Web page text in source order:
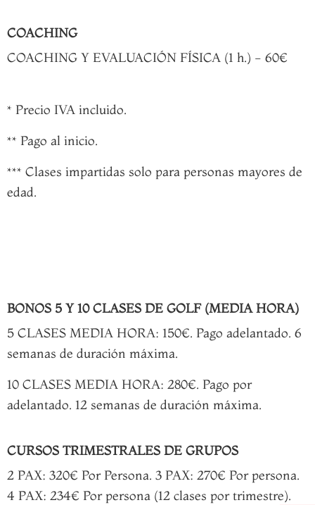
COACHING
COACHING Y EVALUACIÓN FÍSICA (1 h.) - 60€
* Precio IVA incluido.
** Pago al inicio.
*** Clases impartidas solo para personas mayores de
edad.
BONOS 5 Y 10 CLASES DE GOLF (MEDIA HORA)
5 CLASES MEDIA HORA: 150€. Pago adelantado. 6
semanas de duración máxima.
10 CLASES MEDIA HORA: 280€. Pago por
adelantado. 12 semanas de duración máxima.
CURSOS TRIMESTRALES DE GRUPOS
2 PAX: 320€ Por Persona. 3 PAX: 270€ Por persona.
4 PAX: 234€ Por persona (12 clases por trimestre).